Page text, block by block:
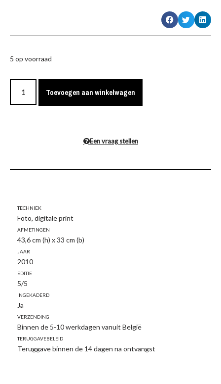
5 op voorraad
Toevoegen aan winkelwagen
Een vraag stellen
Techniek
Foto, digitale print
Afmetingen
43,6 cm (h) x 33 cm (b)
Jaar
2010
Editie
5/5
Ingekaderd
Ja
Verzending
Binnen de 5-10 werkdagen vanuit België
Teruggavebeleid
Teruggave binnen de 14 dagen na ontvangst